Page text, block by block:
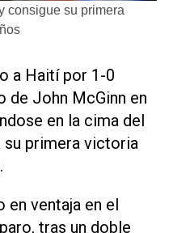
consigue su primera
a Haití ‌por 1-0
de John McGinn en
en la cima del
⁠su primera victoria
en ventaja en el
tras ​un doble